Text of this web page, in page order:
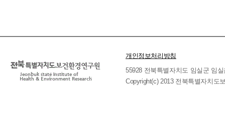
개인정보처리방침
55928 전북특별자치도 임실군 임
Copyright(c) 2013 전북특별자치도